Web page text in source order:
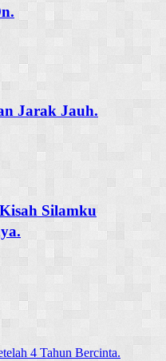
Jarak Jauh.
Silamku
4 Tahun Bercinta.